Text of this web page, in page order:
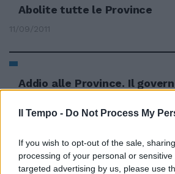
Il Tempo - Do Not Process My
If you wish to opt-out of the sale,
processing of your personal or
targeted advertising by us, please use
Abolite tutte le Province
11/09/2011
Addio alle Province. Il
vara la legge
11/09/2011
Torniamo all'Italia dei